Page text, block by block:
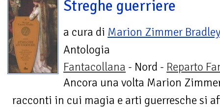
Streghe guerriere
a cura di Marion Zimmer Bradley
Antologia
Fantacollana - Nord - Reparto
Ancora una volta Marion
racconti in cui magia e arti guerresche si